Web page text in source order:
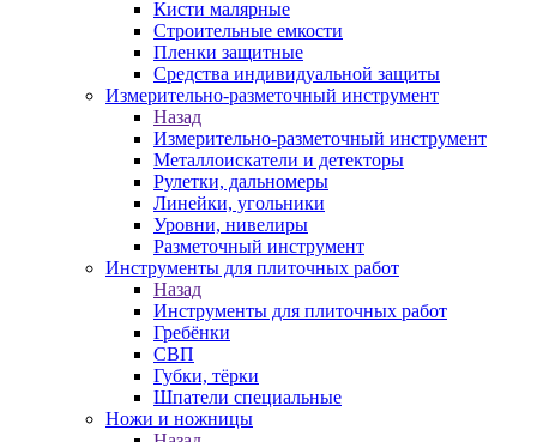
Кисти малярные
Строительные емкости
Пленки защитные
Средства индивидуальной защиты
Измерительно-разметочный инструмент
Назад
Измерительно-разметочный инструмент
Металлоискатели и детекторы
Рулетки, дальномеры
Линейки, угольники
Уровни, нивелиры
Разметочный инструмент
Инструменты для плиточных работ
Назад
Инструменты для плиточных работ
Гребёнки
СВП
Губки, тёрки
Шпатели специальные
Ножи и ножницы